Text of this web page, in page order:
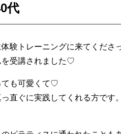
代
験トレーニングに来てくださ
を受講されました♡
ても可愛くて♡
直ぐに実践してくれる方です。